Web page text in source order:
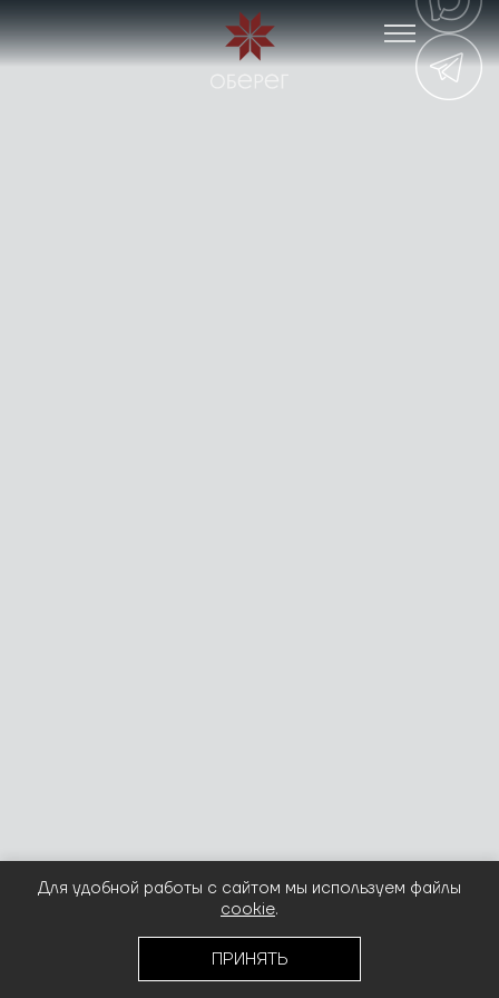
Для удобной работы с сайтом мы используем файлы
cookie.
ПРИНЯТЬ